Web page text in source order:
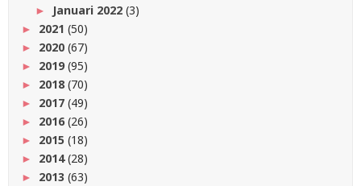
► Januari 2022 (3)
► 2021 (50)
► 2020 (67)
► 2019(95)
► 2018 (70)
► 2017 (49)
► 2016(26)
► 2015 (18)
► 2014(28)
► 2013 (63)